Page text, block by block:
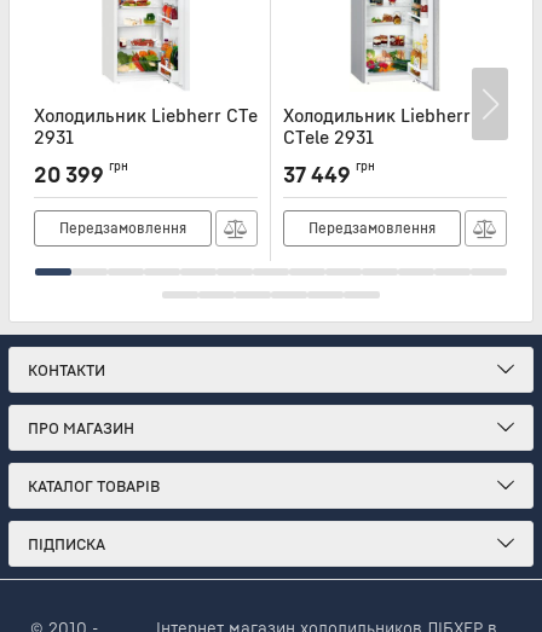
Холодильник Liebherr CTe
2931
CTE2931
20 399 грн
Передзамовлення
Холодильник Liebherr
CTele 2931
CTELE2931
37 449 грн
Передзамовлення
КОНТАКТИ
ПРО МАГАЗИН
КАТАЛОГ ТОВАРІВ
ПІДПИСКА